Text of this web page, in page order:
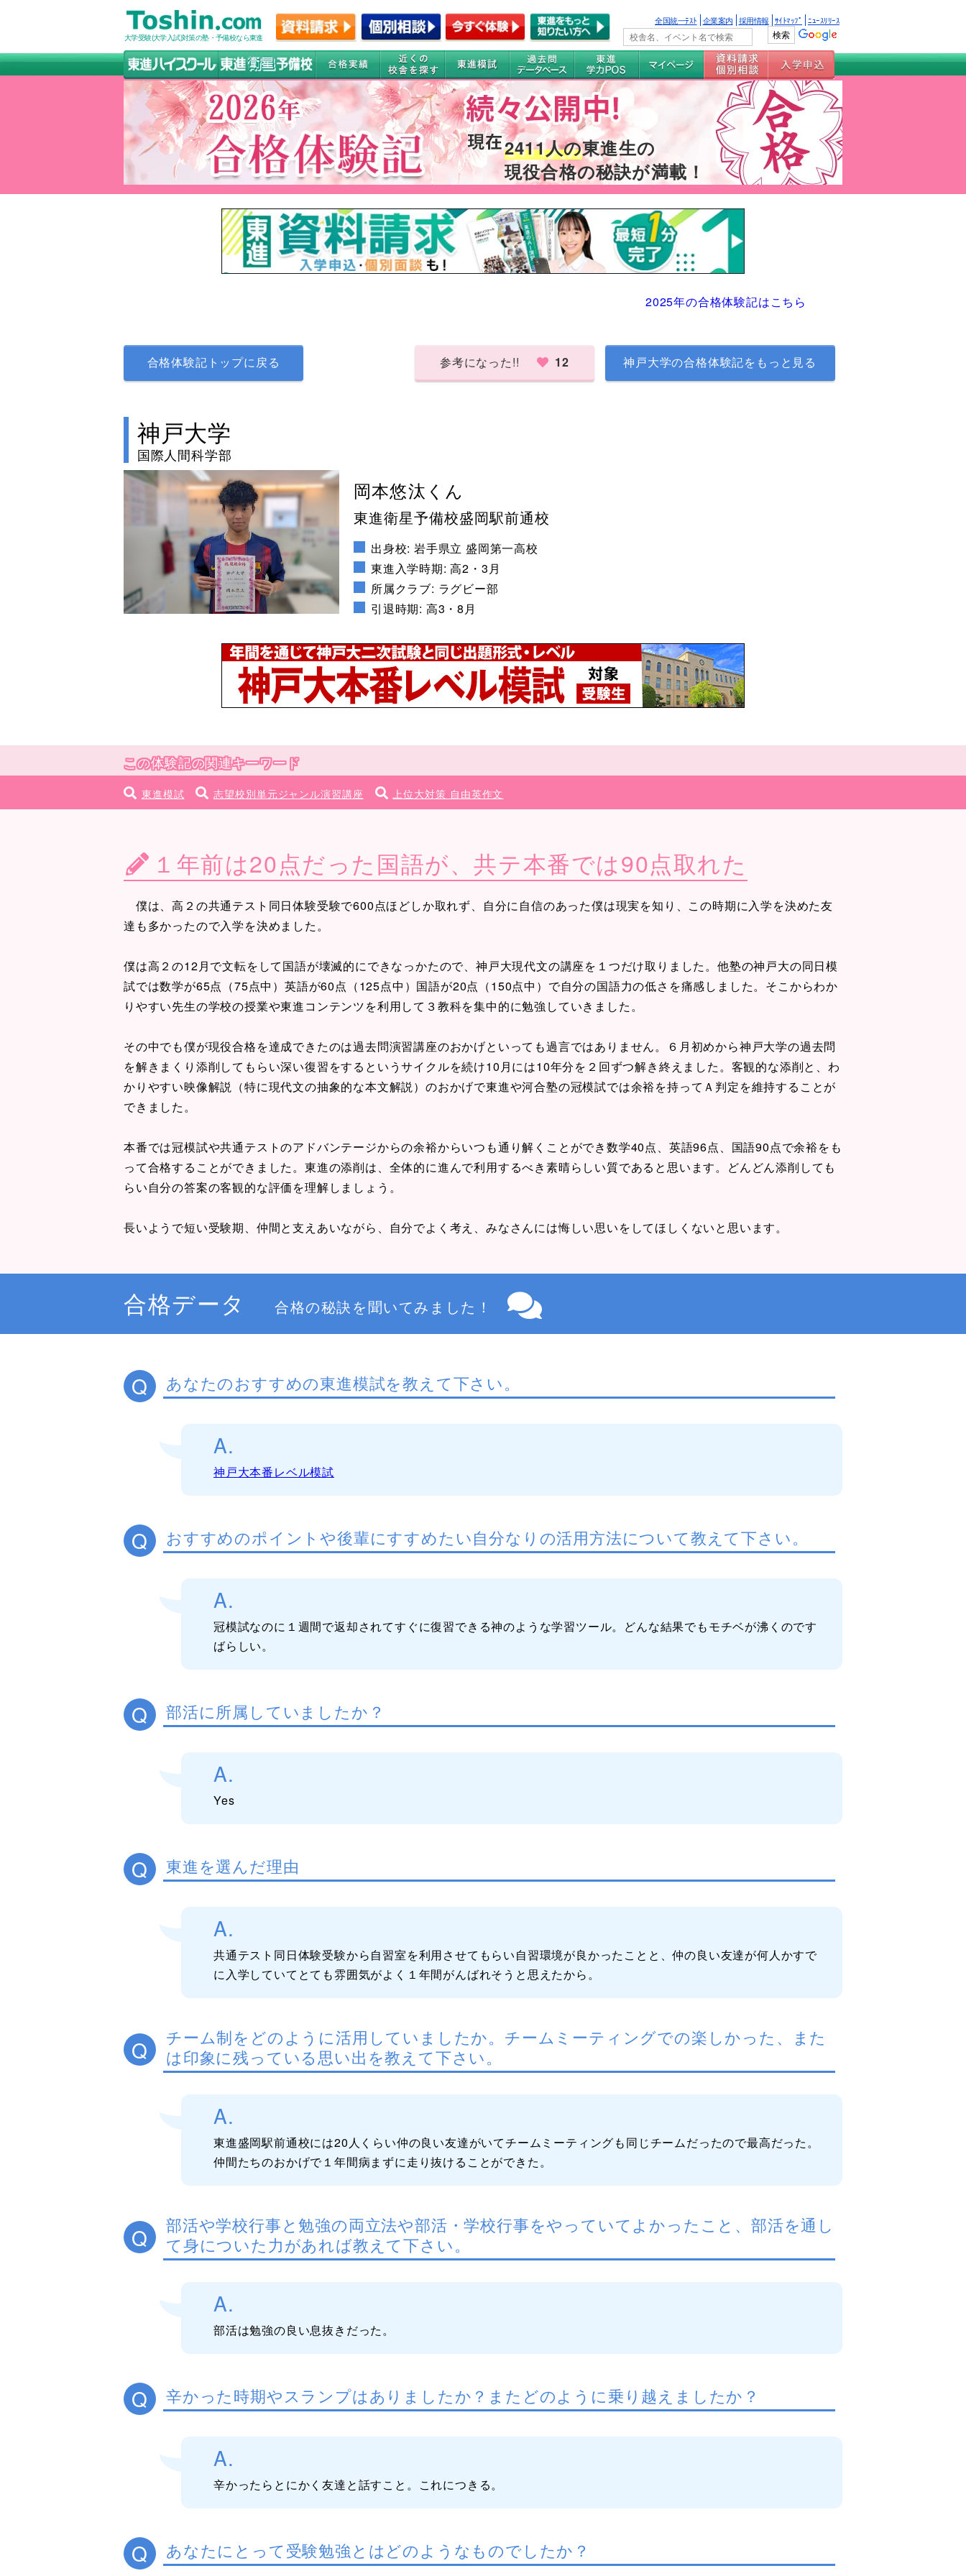
大学受験(大学入試)対策の塾・予備校なら東進
全国統一ﾃｽﾄ 企業案内 採用情報 ｻｲﾄﾏｯﾌﾟ ﾆｭｰｽﾘﾘｰｽ
2411人の東進生の
現役合格の秘訣が満載！
2025年の合格体験記はこちら
合格体験記トップに戻る 参考になった!! 12 神戸大学の合格体験記をもっと見る
神戸大学
国際人間科学部
no image
岡本悠汰くん
東進衛星予備校盛岡駅前通校
出身校: 岩手県立 盛岡第一高校
東進入学時期: 高2・3月
所属クラブ: ラグビー部
引退時期: 高3・8月
この体験記の関連キーワード
東進模試 志望校別単元ジャンル演習講座 上位大対策 自由英作文
１年前は20点だった国語が、共テ本番では90点取れた
僕は、高２の共通テスト同日体験受験で600点ほどしか取れず、自分に自信のあった僕は現実を知り、この時期に入学を決めた友
達も多かったので入学を決めました。
僕は高２の12月で文転をして国語が壊滅的にできなっかたので、神戸大現代文の講座を１つだけ取りました。他塾の神戸大の同日模
試では数学が65点（75点中）英語が60点（125点中）国語が20点（150点中）で自分の国語力の低さを痛感しました。そこからわか
りやすい先生の学校の授業や東進コンテンツを利用して３教科を集中的に勉強していきました。
その中でも僕が現役合格を達成できたのは過去問演習講座のおかげといっても過言ではありません。６月初めから神戸大学の過去問
を解きまくり添削してもらい深い復習をするというサイクルを続け10月には10年分を２回ずつ解き終えました。客観的な添削と、わ
かりやすい映像解説（特に現代文の抽象的な本文解説）のおかげで東進や河合塾の冠模試では余裕を持ってＡ判定を維持することが
できました。
本番では冠模試や共通テストのアドバンテージからの余裕からいつも通り解くことができ数学40点、英語96点、国語90点で余裕をも
って合格することができました。東進の添削は、全体的に進んで利用するべき素晴らしい質であると思います。どんどん添削しても
らい自分の答案の客観的な評価を理解しましょう。
長いようで短い受験期、仲間と支えあいながら、自分でよく考え、みなさんには悔しい思いをしてほしくないと思います。
合格データ 合格の秘訣を聞いてみました！
Q あなたのおすすめの東進模試を教えて下さい。
A.
神戸大本番レベル模試
Q おすすめのポイントや後輩にすすめたい自分なりの活用方法について教えて下さい。
A.
冠模試なのに１週間で返却されてすぐに復習できる神のような学習ツール。どんな結果でもモチベが沸くのです
ばらしい。
Q 部活に所属していましたか？
A.
Yes
Q 東進を選んだ理由
A.
共通テスト同日体験受験から自習室を利用させてもらい自習環境が良かったことと、仲の良い友達が何人かすで
に入学していてとても雰囲気がよく１年間がんばれそうと思えたから。
Q
チーム制をどのように活用していましたか。チームミーティングでの楽しかった、また
は印象に残っている思い出を教えて下さい。
A.
東進盛岡駅前通校には20人くらい仲の良い友達がいてチームミーティングも同じチームだったので最高だった。
仲間たちのおかげで１年間病まずに走り抜けることができた。
Q
部活や学校行事と勉強の両立法や部活・学校行事をやっていてよかったこと、部活を通し
て身についた力があれば教えて下さい。
A.
部活は勉強の良い息抜きだった。
Q 辛かった時期やスランプはありましたか？またどのように乗り越えましたか？
A.
辛かったらとにかく友達と話すこと。これにつきる。
Q あなたにとって受験勉強とはどのようなものでしたか？